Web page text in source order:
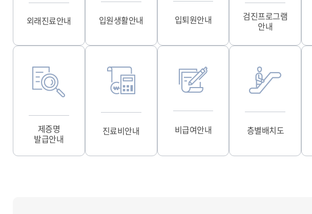
외래진료안내 입원생활안내 입퇴원안내
검진프로그램
안내
제증명
발급안내
진료비안내 비급여안내 층별배치도